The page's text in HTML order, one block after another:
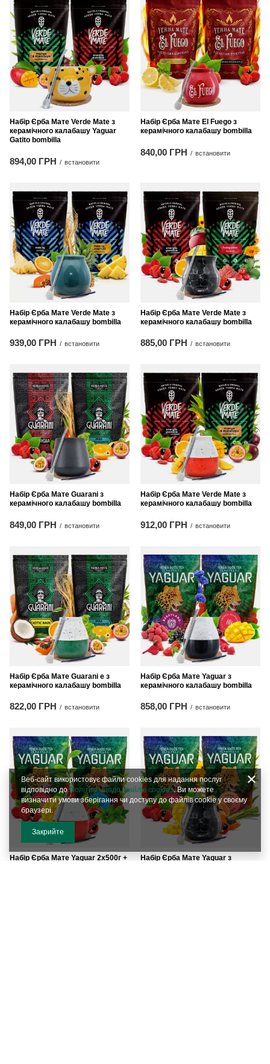
Набір Єрба Мате Verde Mate з
керамічного калабашу Yaguar
Gatito bombilla
894,00 ГРН / встановити
Набір Єрба Мате El Fuego з
керамічного калабашу bombilla
840,00 ГРН / встановити
Набір Єрба Мате Verde Mate з
керамічного калабашу bombilla
939,00 ГРН / встановити
Набір Єрба Мате Verde Mate з
керамічного калабашу bombilla
885,00 ГРН / встановити
Набір Єрба Мате Guarani з
керамічного калабашу bombilla
849,00 ГРН / встановити
Набір Єрба Мате Verde Mate з
керамічного калабашу bombilla
912,00 ГРН / встановити
Набір Єрба Мате Guarani e з
керамічного калабашу bombilla
822,00 ГРН / встановити
Набір Єрба Мате Yaguar з
керамічного калабашу bombilla
858,00 ГРН / встановити
Набір Єрба Мате Yaguar 2x500г +
Набір Єрба Мате Yaguar з
Веб-сайт використовує файли cookies для надання послуг
відповідно доПолітики щодо файлів cookies. Ви можете
визначити умови зберігання чи доступу до файлів cookie у своєму
браузері.
Закрийте